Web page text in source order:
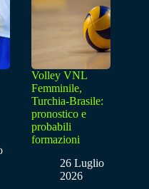
Volley VNL
Femminile,
Turchia-Brasile:
pronostico e
probabili
formazioni
26 Luglio
2026